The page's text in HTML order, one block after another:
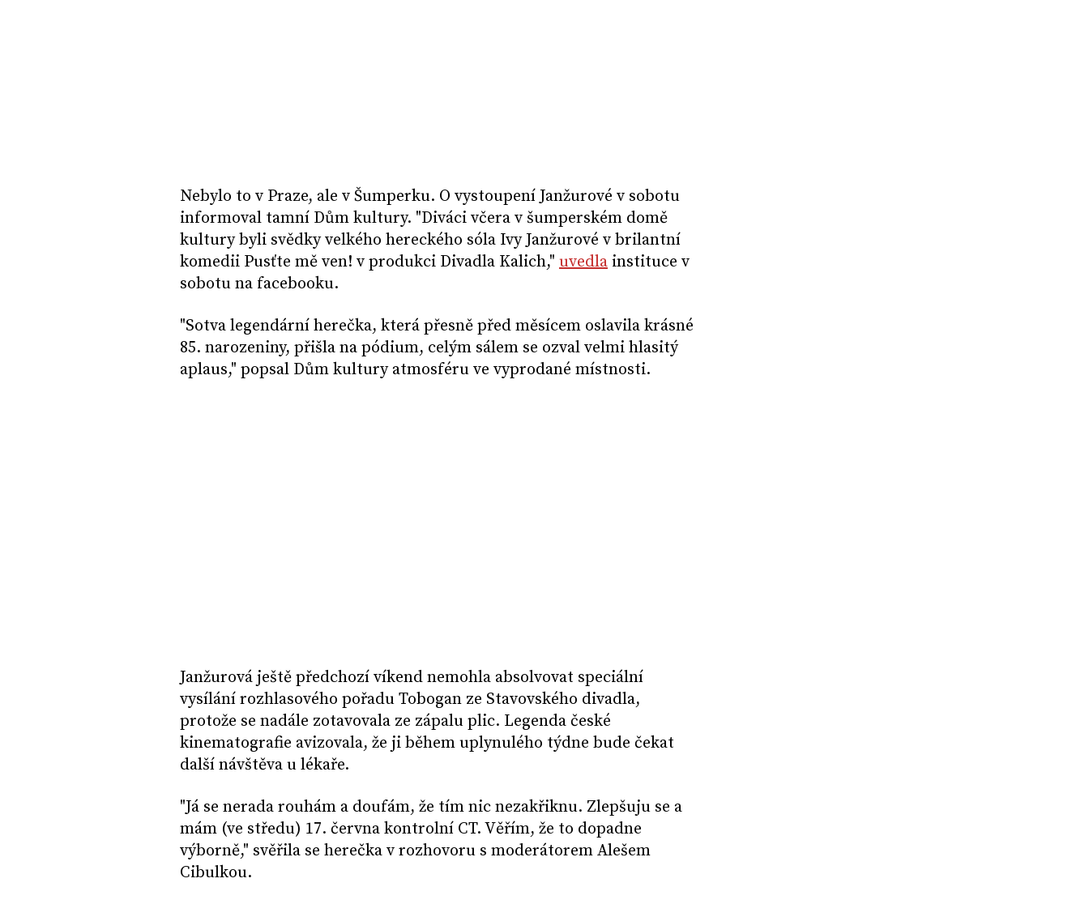
Nebylo to v Praze, ale v Šumperku. O vystoupení Janžurové v sobotu
informoval tamní Dům kultury. "Diváci včera v šumperském domě
kultury byli svědky velkého hereckého sóla Ivy Janžurové v brilantní
komedii Pusťte mě ven! v produkci Divadla Kalich," uvedla instituce v
sobotu na facebooku.
"Sotva legendární herečka, která přesně před měsícem oslavila krásné
85. narozeniny, přišla na pódium, celým sálem se ozval velmi hlasitý
aplaus," popsal Dům kultury atmosféru ve vyprodané místnosti.
Janžurová ještě předchozí víkend nemohla absolvovat speciální
vysílání rozhlasového pořadu Tobogan ze Stavovského divadla,
protože se nadále zotavovala ze zápalu plic. Legenda české
kinematografie avizovala, že ji během uplynulého týdne bude čekat
další návštěva u lékaře.
"Já se nerada rouhám a doufám, že tím nic nezakřiknu. Zlepšuju se a
mám (ve středu) 17. června kontrolní CT. Věřím, že to dopadne
výborně," svěřila se herečka v rozhovoru s moderátorem Alešem
Cibulkou.